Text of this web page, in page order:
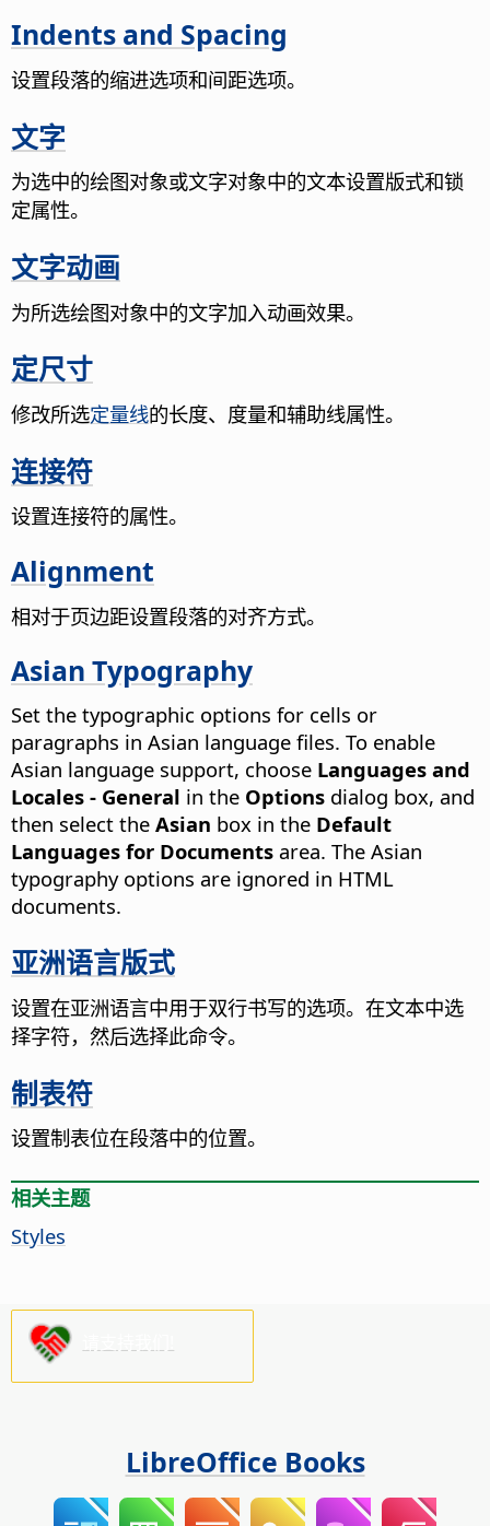
Indents and Spacing
设置段落的缩进选项和间距选项。
文字
为选中的绘图对象或文字对象中的文本设置版式和锁
定属性。
文字动画
为所选绘图对象中的文字加入动画效果。
定尺寸
修改所选定量线的长度、度量和辅助线属性。
连接符
设置连接符的属性。
Alignment
相对于页边距设置段落的对齐方式。
Asian Typography
Set the typographic options for cells or
paragraphs in Asian language files. To enable
Asian language support, choose Languages and
Locales - General in the Options dialog box, and
then select the Asian box in the Default
Languages for Documents area. The Asian
typography options are ignored in HTML
documents.
亚洲语言版式
设置在亚洲语言中用于双行书写的选项。在文本中选
择字符，然后选择此命令。
制表符
设置制表位在段落中的位置。
相关主题
Styles
LibreOffice Books